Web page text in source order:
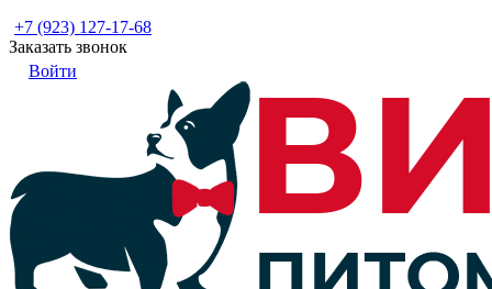
+7 (923) 127-17-68
Заказать звонок
Войти